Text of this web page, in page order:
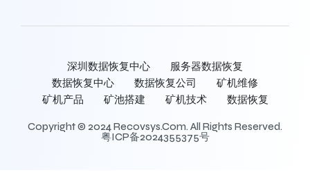
深圳数据恢复中心
服务器数据恢复
数据恢复中心
数据恢复公司
矿机维修
矿机产品
矿池搭建 矿机技术 数据恢复
Copyright © 2024 Recovsys.com. All Rights Reserved.
粤ICP备2024355375号